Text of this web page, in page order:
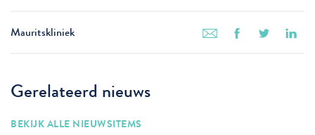
Mauritskliniek
Gerelateerd nieuws
BEKIJK ALLE NIEUWSITEMS